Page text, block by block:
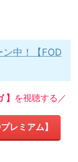
中！【FOD
を視聴する／
レミアム】